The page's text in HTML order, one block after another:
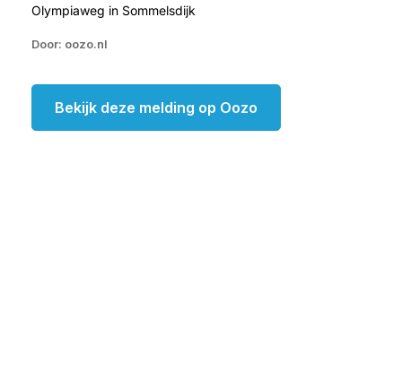
Olympiaweg in Sommelsdijk
Door: oozo.nl
Bekijk deze melding op Oozo